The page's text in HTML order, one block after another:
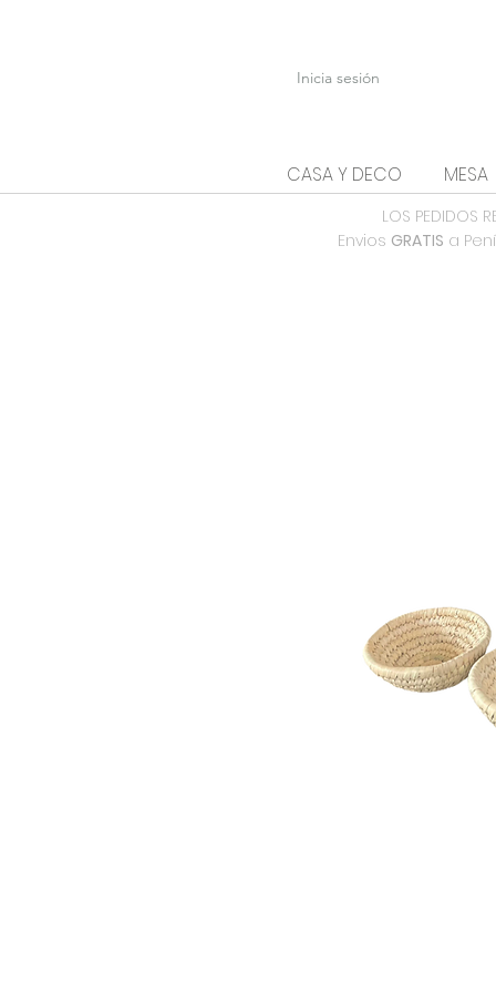
Inicia sesión
CASA Y DECO MESA
LOS PEDIDOS
Envios GRATIS a